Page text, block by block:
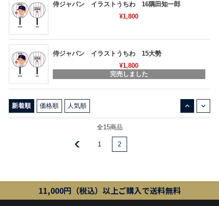
侍ジャパン イラストうちわ 16隅田知一郎
¥1,800
侍ジャパン イラストうちわ 15大勢
¥1,800
完売しました
新着順 価格順 人気順
全15商品
1 2
11,000円（税込）以上ご購入で送料無料